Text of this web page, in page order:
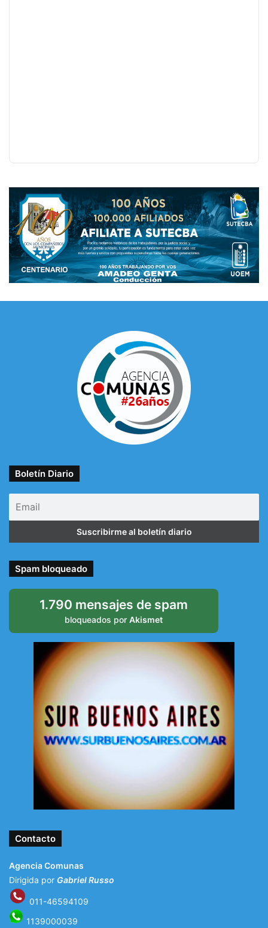
Boletín Diario
Spam bloqueado
1.790 mensajes de spam
bloqueados por Akismet
Contacto
Agencia Comunas
Dirigida por Gabriel Russo
011-46594109
1139000039